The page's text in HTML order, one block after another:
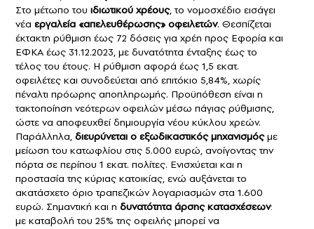
Στο μέτωπο του ιδιωτικού χρέους, το νομοσχέδιο εισάγει
νέα εργαλεία «απελευθέρωσης» οφειλετών. Θεσπίζεται
έκτακτη ρύθμιση έως 72 δόσεις για χρέη προς Εφορία και
ΕΦΚΑ έως 31.12.2023, με δυνατότητα ένταξης έως το
τέλος του έτους. Η ρύθμιση αφορά έως 1,5 εκατ.
οφειλέτες και συνοδεύεται από επιτόκιο 5,84%, χωρίς
πέναλτι πρόωρης αποπληρωμής. Προϋπόθεση είναι η
τακτοποίηση νεότερων οφειλών μέσω πάγιας ρύθμισης,
ώστε να αποφευχθεί δημιουργία νέου κύκλου χρεών.
Παράλληλα, διευρύνεται ο εξωδικαστικός μηχανισμόςμε
μείωση του κατωφλίου στις 5.000 ευρώ, ανοίγοντας την
πόρτα σε περίπου 1 εκατ. πολίτες. Ενισχύεται και η
προστασία της κύριας κατοικίας, ενώ αυξάνεται το
ακατάσχετο όριο τραπεζικών λογαριασμών στα 1.600
ευρώ. Σημαντική και η δυνατότητα άρσης κατασχέσεων:
με καταβολή του 25% της οφειλής μπορεί να